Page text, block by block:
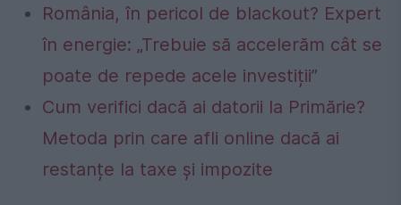
România, în pericol de blackout? Expert
în energie: „Trebuie să accelerăm cât se
poate de repede acele investiții”
Cum verifici dacă ai datorii la Primărie?
Metoda prin care afli online dacă ai
restanțe la taxe și impozite